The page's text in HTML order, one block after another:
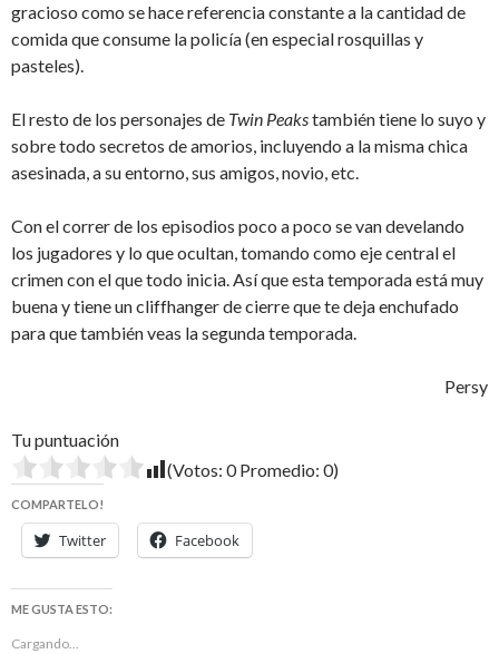
gracioso como se hace referencia constante a la cantidad de
comida que consume la policía (en especial rosquillas y
pasteles).
El resto de los personajes de Twin Peakstambién tiene lo suyo y
sobre todo secretos de amorios, incluyendo a la misma chica
asesinada, a su entorno, sus amigos, novio, etc.
Con el correr de los episodios poco a poco se van develando
los jugadores y lo que ocultan, tomando como eje central el
crimen con el que todo inicia. Así que esta temporada está muy
buena y tiene un cliffhanger de cierre que te deja enchufado
para que también veas la segunda temporada.
Persy
Tu puntuación
(Votos: 0Promedio: 0)
COMPARTELO!
Twitter Facebook
ME GUSTA ESTO:
Cargando...